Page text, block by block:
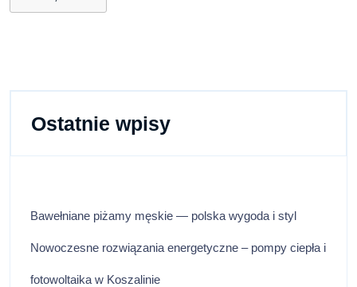
Ostatnie wpisy
Bawełniane piżamy męskie — polska wygoda i styl
Nowoczesne rozwiązania energetyczne – pompy ciepła i
fotowoltaika w Koszalinie